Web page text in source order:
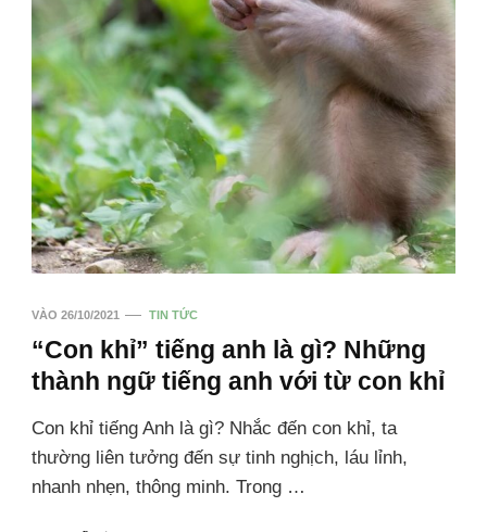
VÀO 26/10/2021 TIN TỨC
“Con khỉ” tiếng anh là gì? Những
thành ngữ tiếng anh với từ con khỉ
Con khỉ tiếng Anh là gì? Nhắc đến con khỉ, ta
thường liên tưởng đến sự tinh nghịch, láu lỉnh,
nhanh nhẹn, thông minh. Trong …